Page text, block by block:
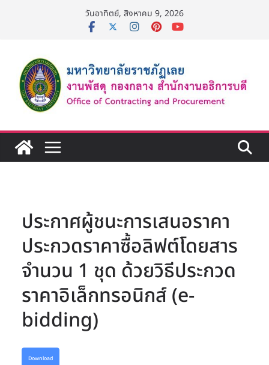
วันอาทิตย์, สิงหาคม 9, 2026
ประกาศผู้ชนะการเสนอราคา
ประกวดราคาซื้อลิฟต์โดยสาร
จำนวน 1 ชุด ด้วยวิธีประกวด
ราคาอิเล็กทรอนิกส์ (e-
bidding)
Download